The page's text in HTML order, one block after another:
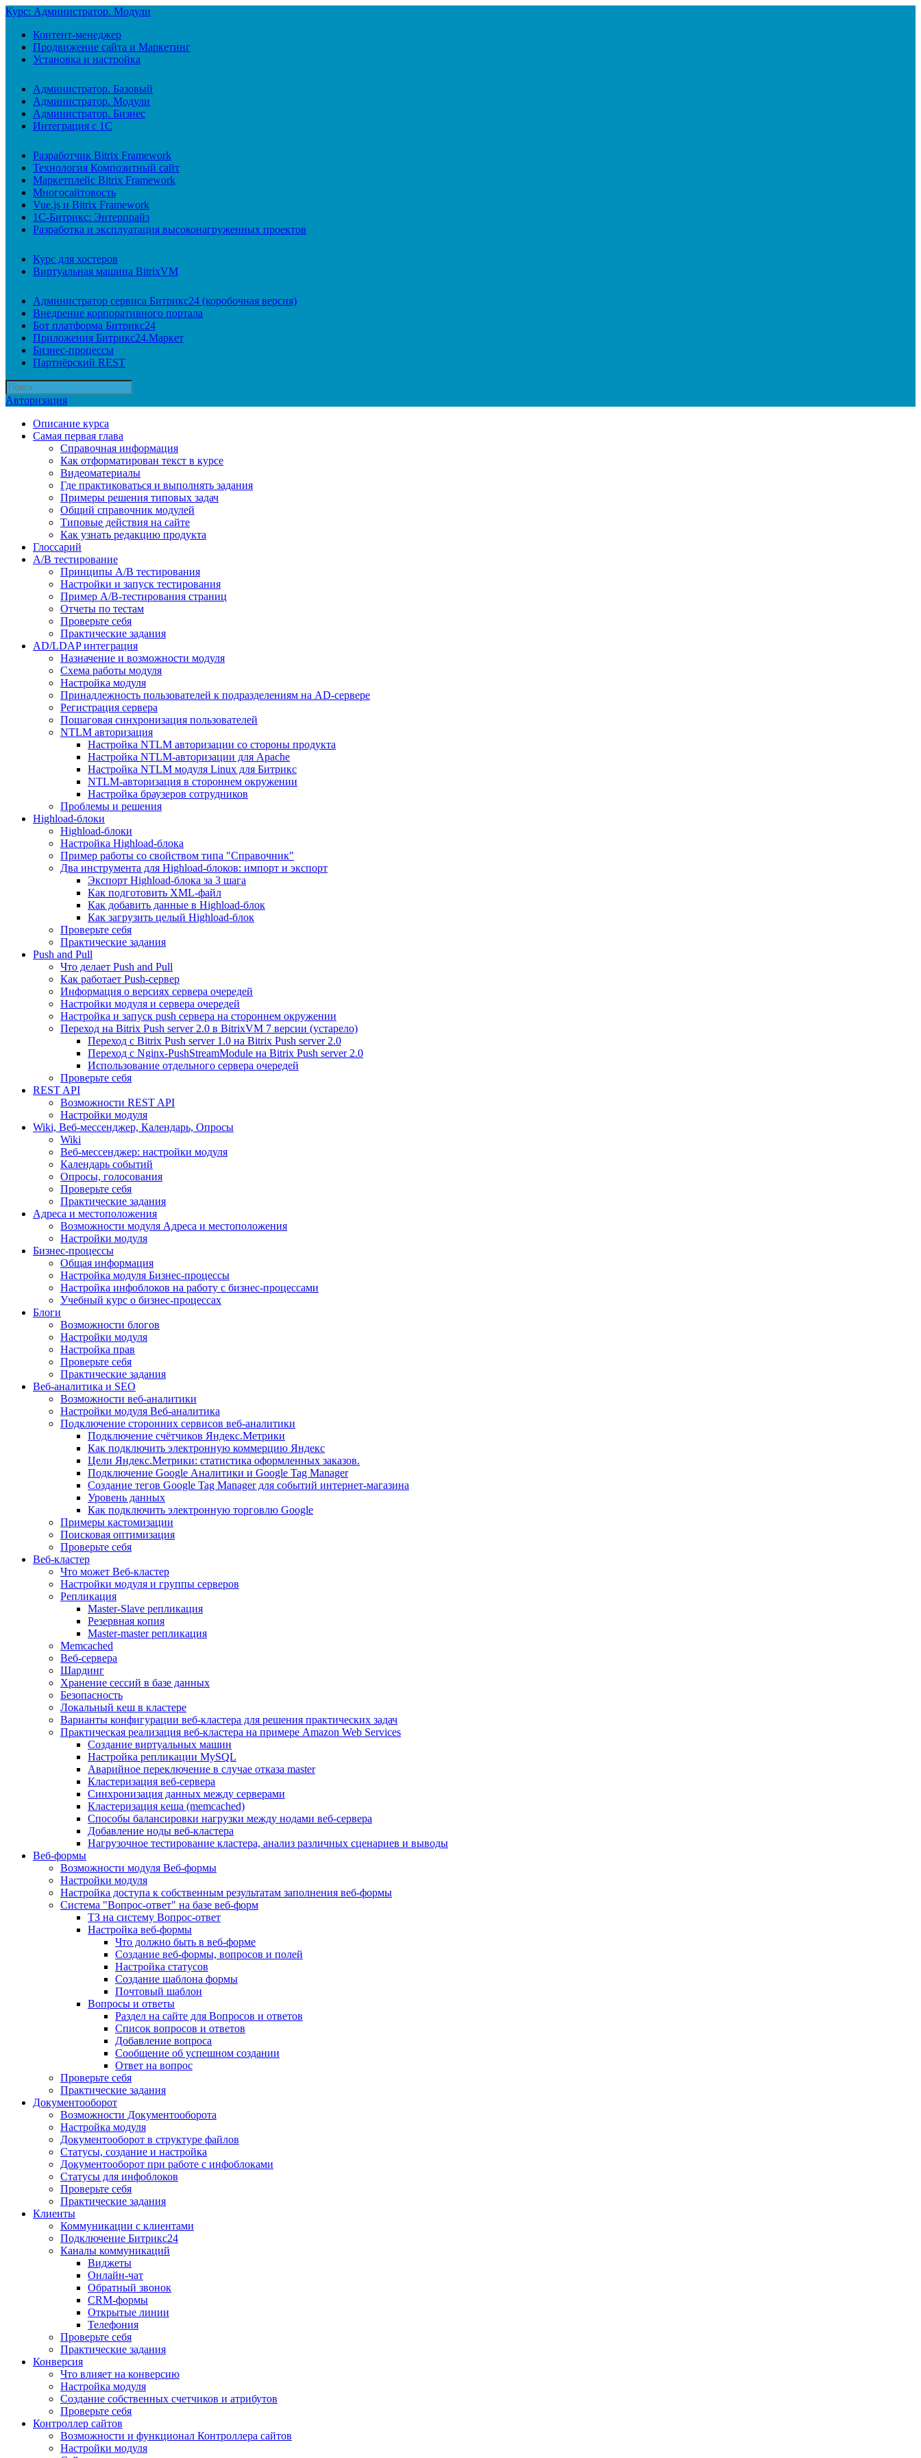
Курс: Администратор. Модули
Контент-менеджер
Продвижение сайта и Маркетинг
Установка и настройка
Администратор. Базовый
Администратор. Модули
Администратор. Бизнес
Интеграция с 1С
Разработчик Bitrix Framework
Технология Композитный сайт
Маркетплейс Bitrix Framework
Многосайтовость
Vue.js и Bitrix Framework
1С-Битрикс: Энтерпрайз
Разработка и эксплуатация высоконагруженных проектов
Курс для хостеров
Виртуальная машина BitrixVM
Администратор сервиса Битрикс24 (коробочная версия)
Внедрение корпоративного портала
Бот платформа Битрикс24
Приложения Битрикс24.Маркет
Бизнес-процессы
Партнёрский REST
Авторизация
Описание курса
Самая первая глава
Справочная информация
Как отформатирован текст в курсе
Видеоматериалы
Где практиковаться и выполнять задания
Примеры решения типовых задач
Общий справочник модулей
Типовые действия на сайте
Как узнать редакцию продукта
Глоссарий
A/B тестирование
Принципы A/B тестирования
Настройки и запуск тестирования
Пример A/B-тестирования страниц
Отчеты по тестам
Проверьте себя
Практические задания
AD/LDAP интеграция
Назначение и возможности модуля
Схема работы модуля
Настройка модуля
Принадлежность пользователей к подразделениям на AD-сервере
Регистрация сервера
Пошаговая синхронизация пользователей
NTLM авторизация
Настройка NTLM авторизации со стороны продукта
Настройка NTLM-авторизации для Apache
Настройка NTLM модуля Linux для Битрикс
NTLM-авторизация в стороннем окружении
Настройка браузеров сотрудников
Проблемы и решения
Highload-блоки
Highload-блоки
Настройка Highload-блока
Пример работы со свойством типа "Справочник"
Два инструмента для Highload-блоков: импорт и экспорт
Экспорт Highload-блока за 3 шага
Как подготовить XML-файл
Как добавить данные в Highload-блок
Как загрузить целый Highload-блок
Проверьте себя
Практические задания
Push and Pull
Что делает Push and Pull
Как работает Push-сервер
Информация о версиях сервера очередей
Настройки модуля и сервера очередей
Настройка и запуск push сервера на стороннем окружении
Переход на Bitrix Push server 2.0 в BitrixVM 7 версии (устарело)
Переход с Bitrix Push server 1.0 на Bitrix Push server 2.0
Переход с Nginx-PushStreamModule на Bitrix Push server 2.0
Использование отдельного сервера очередей
Проверьте себя
REST API
Возможности REST API
Настройки модуля
Wiki, Веб-мессенджер, Календарь, Опросы
Wiki
Веб-мессенджер: настройки модуля
Календарь событий
Опросы, голосования
Проверьте себя
Практические задания
Адреса и местоположения
Возможности модуля Адреса и местоположения
Настройки модуля
Бизнес-процессы
Общая информация
Настройка модуля Бизнес-процессы
Настройка инфоблоков на работу с бизнес-процессами
Учебный курс о бизнес-процессах
Блоги
Возможности блогов
Настройки модуля
Настройка прав
Проверьте себя
Практические задания
Веб-аналитика и SEO
Возможности веб-аналитики
Настройки модуля Веб-аналитика
Подключение сторонних сервисов веб-аналитики
Подключение счётчиков Яндекс.Метрики
Как подключить электронную коммерцию Яндекс
Цели Яндекс.Метрики: статистика оформленных заказов.
Подключение Google Аналитики и Google Tag Manager
Создание тегов Google Tag Manager для событий интернет-магазина
Уровень данных
Как подключить электронную торговлю Google
Примеры кастомизации
Поисковая оптимизация
Проверьте себя
Веб-кластер
Что может Веб-кластер
Настройки модуля и группы серверов
Репликация
Master-Slave репликация
Резервная копия
Master-master репликация
Memcached
Веб-сервера
Шардинг
Хранение сессий в базе данных
Безопасность
Локальный кеш в кластере
Варианты конфигурации веб-кластера для решения практических задач
Практическая реализация веб-кластера на примере Amazon Web Services
Создание виртуальных машин
Настройка репликации MySQL
Аварийное переключение в случае отказа master
Кластеризация веб-сервера
Синхронизация данных между серверами
Кластеризация кеша (memcached)
Способы балансировки нагрузки между нодами веб-сервера
Добавление ноды веб-кластера
Нагрузочное тестирование кластера, анализ различных сценариев и выводы
Веб-формы
Возможности модуля Веб-формы
Настройки модуля
Настройка доступа к собственным результатам заполнения веб-формы
Система "Вопрос-ответ" на базе веб-форм
ТЗ на систему Вопрос-ответ
Настройка веб-формы
Что должно быть в веб-форме
Создание веб-формы, вопросов и полей
Настройка статусов
Создание шаблона формы
Почтовый шаблон
Вопросы и ответы
Раздел на сайте для Вопросов и ответов
Список вопросов и ответов
Добавление вопроса
Сообщение об успешном создании
Ответ на вопрос
Проверьте себя
Практические задания
Документооборот
Возможности Документооборота
Настройка модуля
Документооборот в структуре файлов
Статусы, создание и настройка
Документооборот при работе с инфоблоками
Статусы для инфоблоков
Проверьте себя
Практические задания
Клиенты
Коммуникации с клиентами
Подключение Битрикс24
Каналы коммуникаций
Виджеты
Онлайн-чат
Обратный звонок
CRM-формы
Открытые линии
Телефония
Проверьте себя
Практические задания
Конверсия
Что влияет на конверсию
Настройка модуля
Создание собственных счетчиков и атрибутов
Проверьте себя
Контроллер сайтов
Возможности и функционал Контроллера сайтов
Настройки модуля